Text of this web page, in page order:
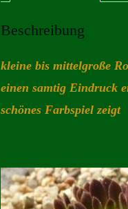
Beschreibung
kleine bis mittelgroße
einen samtig Eindruck
schönes Farbspiel zeigt